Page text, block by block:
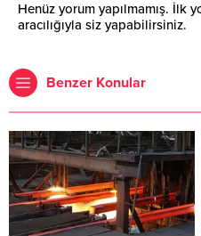
Henüz yorum yapılmamış. İlk
aracılığıyla siz yapabilirsiniz.
Benzer Konular